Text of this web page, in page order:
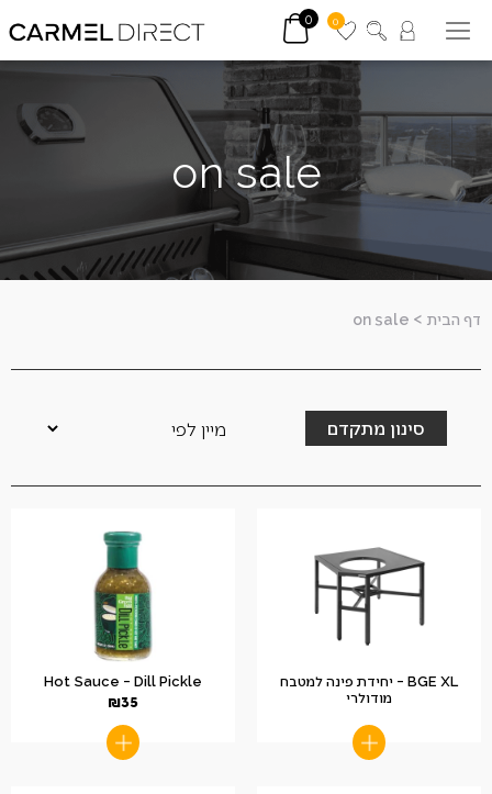
0
0
on sale
דף הבית >
on sale
סינון מתקדם
BGE XL – יחידת פינה למטבח
מודולרי
Hot Sauce – Dill Pickle
₪35